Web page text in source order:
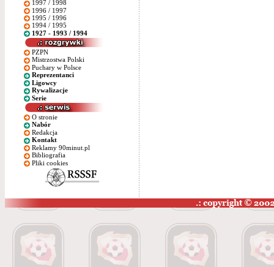
1997 / 1998
1996 / 1997
1995 / 1996
1994 / 1995
1927 - 1993 / 1994
PZPN
Mistrzostwa Polski
Puchary w Polsce
Reprezentanci
Ligowcy
Rywalizacje
Serie
O stronie
Nabór
Redakcja
Kontakt
Reklamy 90minut.pl
Bibliografia
Pliki cookies